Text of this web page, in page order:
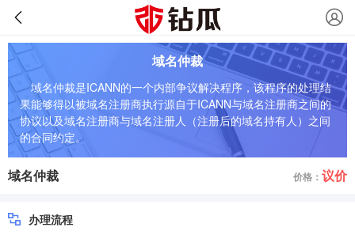
域名仲裁
域名仲裁是ICANN的一个内部争议解决程序，该程序的处理结
果能够得以被域名注册商执行源自于ICANN与域名注册商之间的
协议以及域名注册商与域名注册人（注册后的域名持有人）之间
的合同约定。
域名仲裁 价格： 议价
办理流程